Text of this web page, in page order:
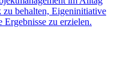
zu behalten, Eigeninitiative
Ergebnisse zu erzielen.